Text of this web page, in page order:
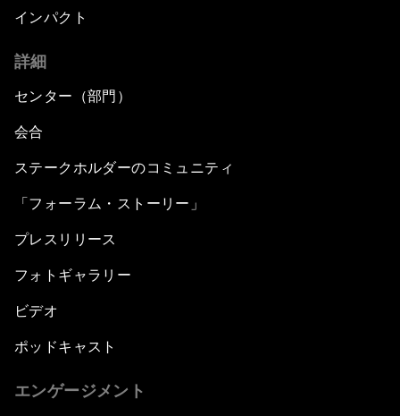
インパクト
詳細
センター（部門）
会合
ステークホルダーのコミュニティ
「フォーラム・ストーリー」
プレスリリース
フォトギャラリー
ビデオ
ポッドキャスト
エンゲージメント